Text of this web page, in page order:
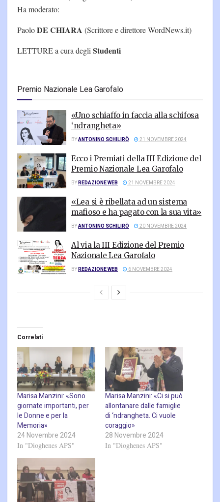
Ha moderato:
PaoloDE CHIARA (Scrittore e direttore WordNews.it)
LETTURE a cura degli Studenti
Premio Nazionale Lea Garofalo
«Uno schiaffo in faccia alla schifosa
‘ndrangheta»
BYANTONINO SCHILIRÒ 21 NOVEMBRE 2024
Ecco i Premiati della III Edizione del
Premio Nazionale Lea Garofalo
BYREDAZIONE WEB 21 NOVEMBRE 2024
«Lea si è ribellata ad un sistema
mafioso e ha pagato con la sua vita»
BYANTONINO SCHILIRÒ 20 NOVEMBRE 2024
Al via la III Edizione del Premio
Nazionale Lea Garofalo
BYREDAZIONE WEB 6 NOVEMBRE 2024
Correlati
Marisa Manzini: «Sono
giornate importanti, per
le Donne e per la
Memoria»
24 Novembre 2024
In "Dioghenes APS"
Marisa Manzini: «Ci si può
allontanare dalle famiglie
di ‘ndrangheta. Ci vuole
coraggio»
28 Novembre 2024
In "Dioghenes APS"